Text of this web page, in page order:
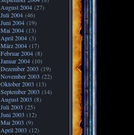
August 2004 (27)
Juli 2004 (46)
Juni 2004 (19)
Mai 2004 (13)
April 2004 (3)
März 2004 (17)
Februar 2004 (8)
Januar 2004 (10)
Dezember 2003 (19)
November 2003 (22)
Oktober 2003 (13)
September 2003 (14)
August 2003 (8)
Juli 2003 (25)
Juni 2003 (12)
Mai 2003 (9)
April 2003 (12)